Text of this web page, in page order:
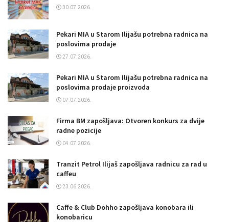
30.07.2026.
Pekari MIA u Starom Ilijašu potrebna radnica na
poslovima prodaje
27.07.2026.
Pekari MIA u Starom Ilijašu potrebna radnica na
poslovima prodaje proizvoda
07.07.2026.
Firma BM zapošljava: Otvoren konkurs za dvije
radne pozicije
04.07.2026.
Tranzit Petrol Ilijaš zapošljava radnicu za rad u
caffeu
23.06.2026.
Caffe & Club Dohho zapošljava konobara ili
konobaricu